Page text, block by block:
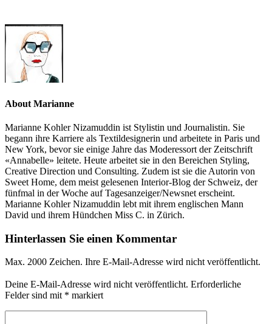
About Marianne
Marianne Kohler Nizamuddin ist Stylistin und Journalistin. Sie
begann ihre Karriere als Textildesignerin und arbeitete in Paris und
New York, bevor sie einige Jahre das Moderessort der Zeitschrift
«Annabelle» leitete. Heute arbeitet sie in den Bereichen Styling,
Creative Direction und Consulting. Zudem ist sie die Autorin von
Sweet Home, dem meist gelesenen Interior-Blog der Schweiz, der
fünfmal in der Woche auf Tagesanzeiger/Newsnet erscheint.
Marianne Kohler Nizamuddin lebt mit ihrem englischen Mann
David und ihrem Hündchen Miss C. in Zürich.
Hinterlassen Sie einen Kommentar
Max. 2000 Zeichen. Ihre E-Mail-Adresse wird nicht veröffentlicht.
Deine E-Mail-Adresse wird nicht veröffentlicht. Erforderliche
Felder sind mit * markiert